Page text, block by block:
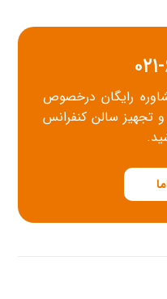
۳
رایگان درخصوص
تجهیز سالن کنفرانس